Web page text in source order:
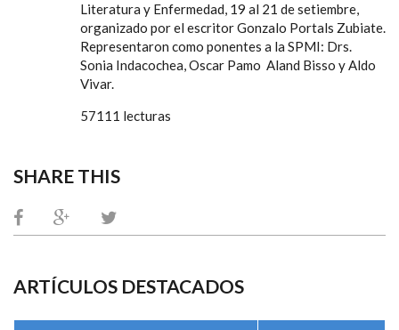
Literatura y Enfermedad, 19 al 21 de setiembre,
organizado por el escritor Gonzalo Portals Zubiate.
Representaron como ponentes a la SPMI: Drs.
Sonia Indacochea, Oscar Pamo Aland Bisso y Aldo
Vivar.
57111 lecturas
SHARE THIS
ARTÍCULOS DESTACADOS